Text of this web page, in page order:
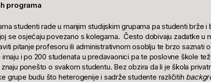
programa
studenti rade u manjim studijskim grupama pa studenti brže i
se osjećaju povezano s kolegama. Često dobivaju zadatke u
pitanje profesoru ili administrativnom osoblju te brzo saznati
i po 200 studenata u predavaonici pa te poslovne škole
ponešto o svakom studentu. Bez obzira da li je škola
grupe budu što heterogenije i sadrže studente različitih